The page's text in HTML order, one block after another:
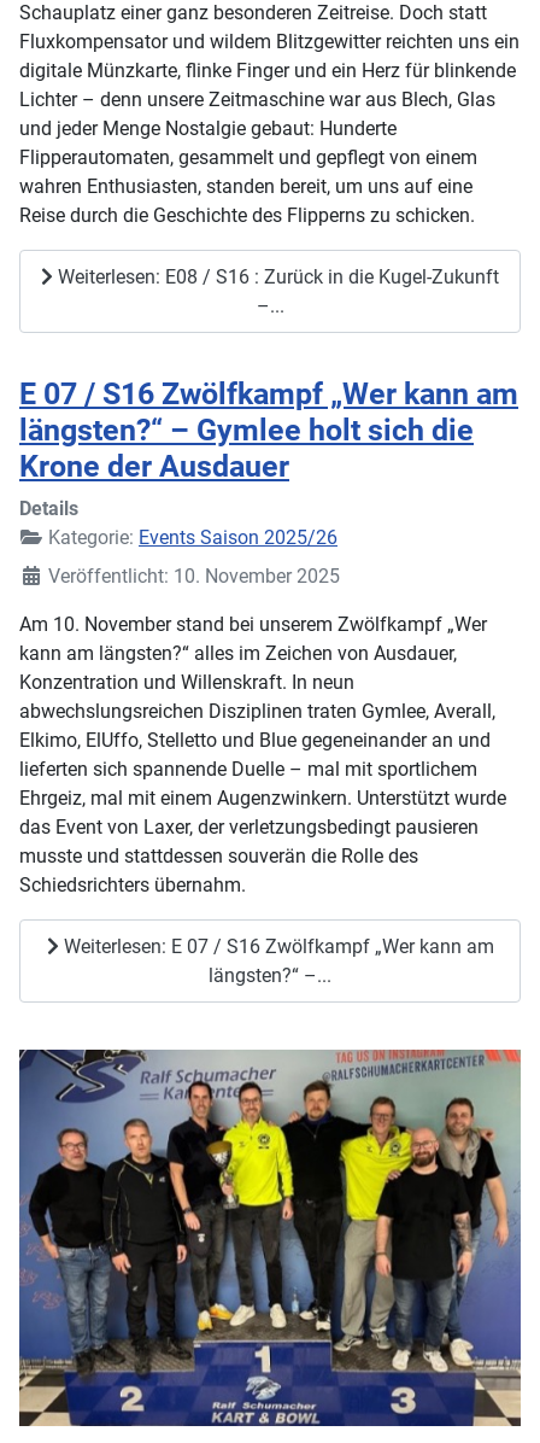
Schauplatz einer ganz besonderen Zeitreise. Doch statt
Fluxkompensator und wildem Blitzgewitter reichten uns ein
digitale Münzkarte, flinke Finger und ein Herz für blinkende
Lichter – denn unsere Zeitmaschine war aus Blech, Glas
und jeder Menge Nostalgie gebaut: Hunderte
Flipperautomaten, gesammelt und gepflegt von einem
wahren Enthusiasten, standen bereit, um uns auf eine
Reise durch die Geschichte des Flipperns zu schicken.
Weiterlesen: E08 / S16 : Zurück in die Kugel-Zukunft
–...
E 07 / S16 Zwölfkampf „Wer kann am
längsten?“ – Gymlee holt sich die
Krone der Ausdauer
Details
Kategorie: Events Saison 2025/26
Veröffentlicht: 10. November 2025
Am 10. November stand bei unserem Zwölfkampf „Wer
kann am längsten?“ alles im Zeichen von Ausdauer,
Konzentration und Willenskraft. In neun
abwechslungsreichen Disziplinen traten Gymlee, Averall,
Elkimo, ElUffo, Stelletto und Blue gegeneinander an und
lieferten sich spannende Duelle – mal mit sportlichem
Ehrgeiz, mal mit einem Augenzwinkern. Unterstützt wurde
das Event von Laxer, der verletzungsbedingt pausieren
musste und stattdessen souverän die Rolle des
Schiedsrichters übernahm.
Weiterlesen: E 07 / S16 Zwölfkampf „Wer kann am
längsten?“ –...